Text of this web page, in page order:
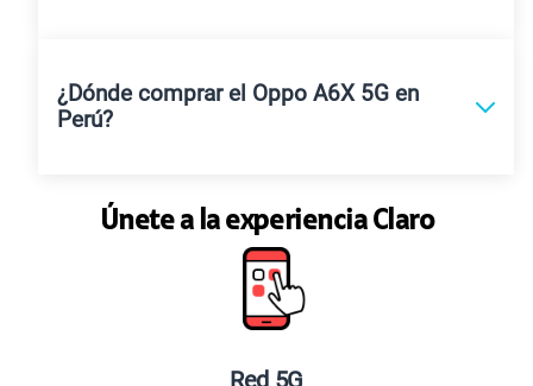
¿Dónde comprar el Oppo A6X 5G en
Perú?
Únete a la experiencia Claro